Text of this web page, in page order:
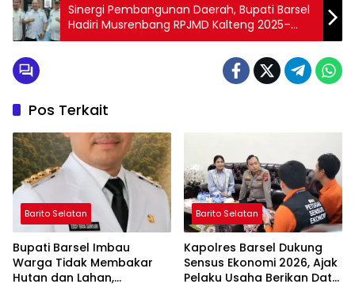
Sinergi Pembangunan Daerah, Bupati Barsel
Hadiri Musrenbang RPJMD Kalteng 2025–
2029
Pos Terkait
Barito Selatan
Bupati Barsel Imbau
Warga Tidak Membakar
Hutan dan Lahan,
Barito Selatan
Kapolres Barsel Dukung
Sensus Ekonomi 2026, Ajak
Pelaku Usaha Berikan Data